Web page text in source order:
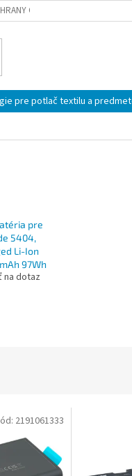
OSOBNÝCH ÚDAJOV
pre potlač textilu a
pre
5404,
Li-Ion
97Wh
na dotaz
2191061333